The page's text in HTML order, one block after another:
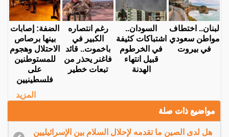
لبنان.. اختطاف
مواطن سعودي
في بيروت
السودان..
اشتباكات كثيفة
في الخرطوم
قبيل انتهاء
الهدنة
رغم انتصاره
الكبير في
باخموت.. قائد
فاغنر يحذر من
تبعات خطير
الضفة: إصابات
بينها برصاص
الاحتلال وهجوم
للمستوطنين
على
فلسطينيين
المزيد
مواضيع ذات صلة
هل لدى الصين ما تقدمه لإحلال السلام بين الإسرائيليين